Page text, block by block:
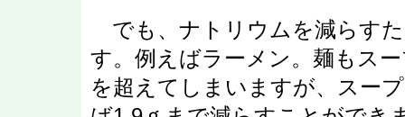
でも、ナトリウムを減らす
す。例えばラーメン。麺もス
を超えてしまいますが、スー